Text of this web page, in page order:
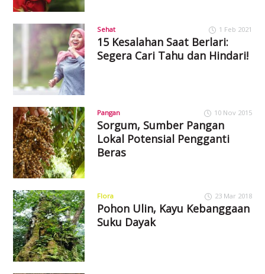
Sehat 1 Feb 2021
15 Kesalahan Saat Berlari:
Segera Cari Tahu dan Hindari!
Pangan 10 Nov 2015
Sorgum, Sumber Pangan
Lokal Potensial Pengganti
Beras
Flora 23 Mar 2018
Pohon Ulin, Kayu Kebanggaan
Suku Dayak